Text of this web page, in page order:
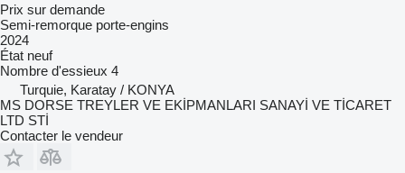
Prix sur demande
Semi-remorque porte-engins
2024
État neuf
Nombre d'essieux 4
Turquie, Karatay / KONYA
MS DORSE TREYLER VE EKİPMANLARI SANAYİ VE TİCARET
LTD STİ
Contacter le vendeur